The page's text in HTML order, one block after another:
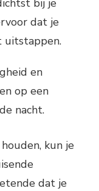
dat je
uitstappen.
en
op een
nacht.
kun je
dat je